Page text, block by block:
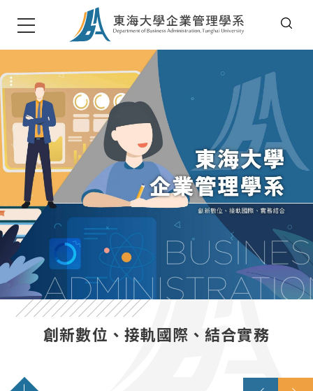
東海大學企管系
T
u
n
g
h
a
i
U
n
i
v
e
r
s
i
t
創新數位、接軌國際、結合實務